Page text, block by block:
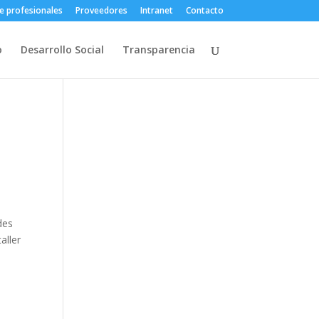
profesionales Proveedores Intranet Contacto
Desarrollo Social Transparencia